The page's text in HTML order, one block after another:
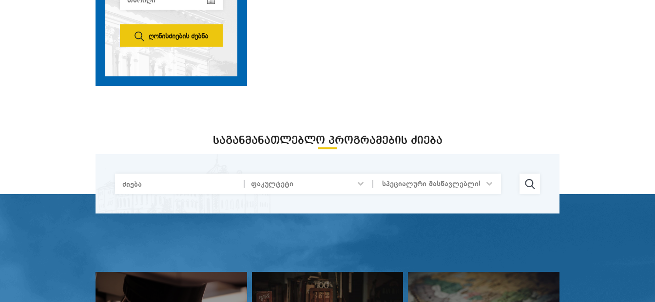
ღონისძიების ძებნა
ᲡᲐᲒᲐᲜᲛᲐᲜᲐᲗᲚᲔᲑᲚᲝ ᲞᲠᲝᲒᲠᲐᲛᲔᲑᲘᲡ ᲫᲘᲔᲑᲐ